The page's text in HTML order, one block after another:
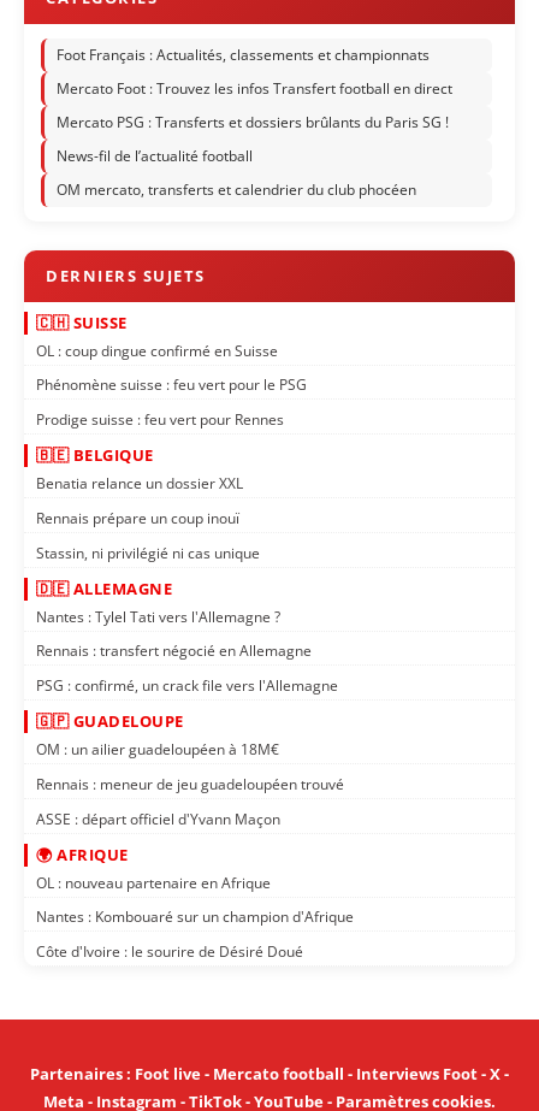
Foot Français : Actualités, classements et championnats
Mercato Foot : Trouvez les infos Transfert football en direct
Mercato PSG : Transferts et dossiers brûlants du Paris SG !
News-fil de l’actualité football
OM mercato, transferts et calendrier du club phocéen
🇨🇭 SUISSE
OL : coup dingue confirmé en Suisse
Phénomène suisse : feu vert pour le PSG
Prodige suisse : feu vert pour Rennes
🇧🇪 BELGIQUE
Benatia relance un dossier XXL
Rennais prépare un coup inouï
Stassin, ni privilégié ni cas unique
🇩🇪 ALLEMAGNE
Nantes : Tylel Tati vers l'Allemagne ?
Rennais : transfert négocié en Allemagne
PSG : confirmé, un crack file vers l'Allemagne
🇬🇵 GUADELOUPE
OM : un ailier guadeloupéen à 18M€
Rennais : meneur de jeu guadeloupéen trouvé
ASSE : départ officiel d'Yvann Maçon
🌍 AFRIQUE
OL : nouveau partenaire en Afrique
Nantes : Kombouaré sur un champion d'Afrique
Côte d'Ivoire : le sourire de Désiré Doué
Partenaires: Foot live- Mercato football - Interviews Foot-X-
Meta - Instagram -TikTok-YouTube- Paramètres cookies.